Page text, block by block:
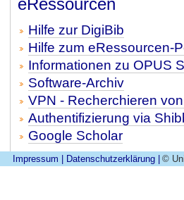
eRessourcen
Hilfe zur DigiBib
Hilfe zum eRessourcen-
Informationen zu OPUS
Software-Archiv
VPN - Recherchieren
Authentifizierung via
Google Scholar
Impressum Datenschutzerklärung ©